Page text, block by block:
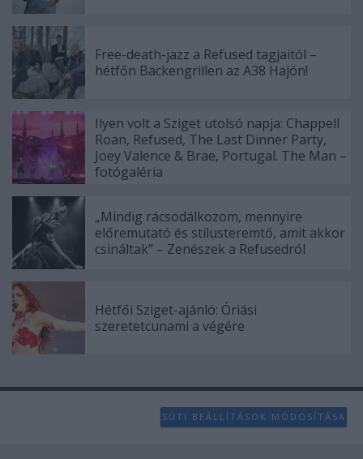
Free-death-jazz a Refused tagjaitól –
hétfőn Backengrillen az A38 Hajón!
Ilyen volt a Sziget utolsó napja: Chappell
Roan, Refused, The Last Dinner Party,
Joey Valence & Brae, Portugal. The Man –
fotógaléria
„Mindig rácsodálkozom, mennyire
előremutató és stílusteremtő, amit akkor
csináltak” – Zenészek a Refusedról
Hétfői Sziget-ajánló: Óriási
szeretetcunami a végére
SÜTI BEÁLLÍTÁSOK MÓDOSÍTÁSA